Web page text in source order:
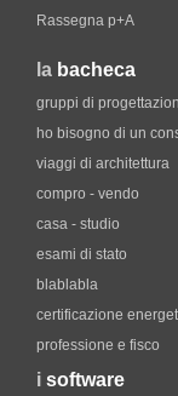
Rassegna p+A
la bacheca
gruppi di
ho bisogno di un
viaggi di architettura
compro - vendo
casa - studio
esami di stato
blablabla
certificazione
professione e fisco
i software